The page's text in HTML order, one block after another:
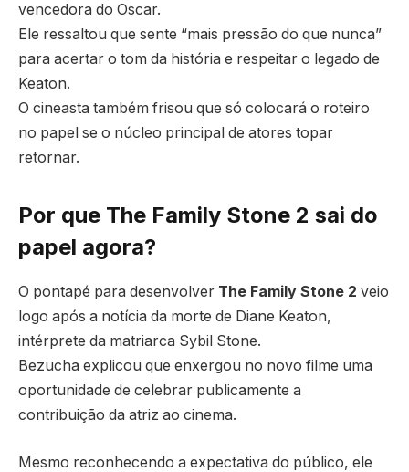
vencedora do Oscar.
Ele ressaltou que sente “mais pressão do que nunca”
para acertar o tom da história e respeitar o legado de
Keaton.
O cineasta também frisou que só colocará o roteiro
no papel se o núcleo principal de atores topar
retornar.
Por que The Family Stone 2 sai do
papel agora?
O pontapé para desenvolver The Family Stone 2 veio
logo após a notícia da morte de Diane Keaton,
intérprete da matriarca Sybil Stone.
Bezucha explicou que enxergou no novo filme uma
oportunidade de celebrar publicamente a
contribuição da atriz ao cinema.
Mesmo reconhecendo a expectativa do público, ele